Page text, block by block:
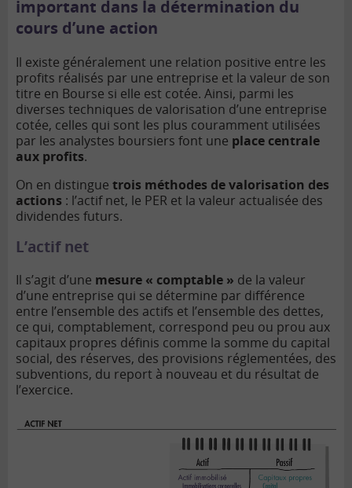
important dans la détermination du
cours d’une action
Il existe généralement une relation positive entre les
profits réalisés par une entreprise et la valeur de son
titre en Bourse si elle est cotée. Ainsi, parmi les
diverses techniques de valorisation d’une entreprise
cotée, celles qui sont les plus couramment utilisées
par les analystes boursiers font une place centrale
aux profits.
On en distingue trois méthodes de valorisation des
actions : l’actif net, le PER et la valeur actualisée des
dividendes futurs.
L’actif net
Il s’agit d’une mesure « comptable » de la valeur
d’une entreprise qui se détermine par différence
entre l’ensemble des actifs et l’ensemble des dettes,
ce qui, comptablement, correspond peu ou prou aux
capitaux propres définis comme la somme du capital
social, des réserves, des provisions réglementées, des
subventions, du report à nouveau et du résultat de
l’exercice.